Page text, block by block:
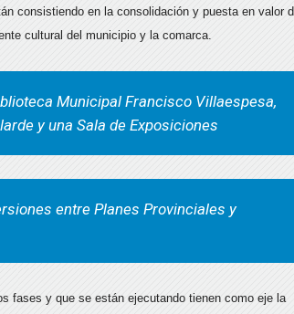
consistiendo en la consolidación y puesta en valor
cultural del municipio y la comarca.
Municipal Francisco Villaespesa,
y una Sala de Exposiciones
entre Planes Provinciales y
fases y que se están ejecutando tienen como eje la